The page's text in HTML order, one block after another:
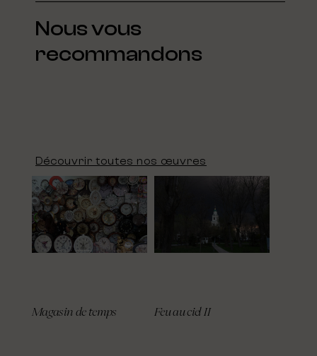
Nous vous
recommandons
Découvrir toutes nos œuvres
Magasin de temps Feu au ciel II